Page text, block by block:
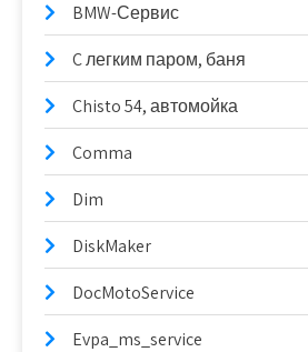
BMW-Сервис
C легким паром, баня
Chisto 54, автомойка
Comma
Dim
DiskMaker
DocMotoService
Evpa_ms_service